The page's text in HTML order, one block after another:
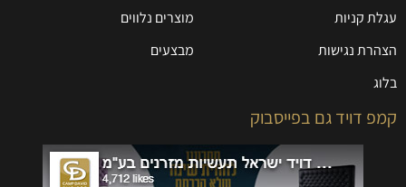
עגלת קניות
הצהרת נגישות
בלוג
מוצרים נלווים
מבצעים
קמפ דויד גם בפייסבוק